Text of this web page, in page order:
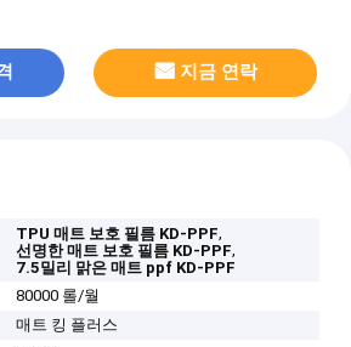
지금 연락
TPU 매트 보호 필름 KD-PPF,
선명한 매트 보호 필름 KD-PPF,
7.5밀리 맑은 매트 ppf KD-PPF
80000 롤/월
매트 킹 플러스